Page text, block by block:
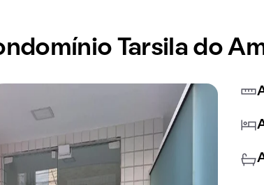
Tarsila do